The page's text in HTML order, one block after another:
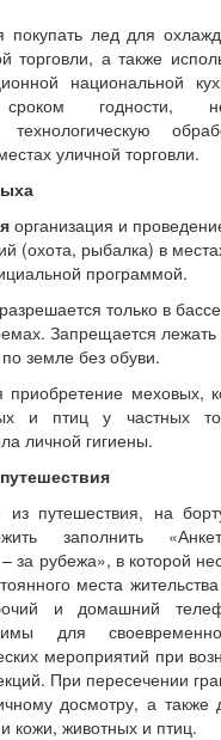
покупать лед для
торговли, а также
национальной
сроком годности,
технологическую
уличной торговли.
организация и
(охота, рыбалка) в
программой.
только в
Запрещается
земле без обуви.
приобретение меховых,
и птиц у частных
личной гигиены.
из путешествия, на
заполнить
за рубежа», в которой
места
и домашний
для
мероприятий при
При пересечении
досмотру, а
кожи, животных и птиц.